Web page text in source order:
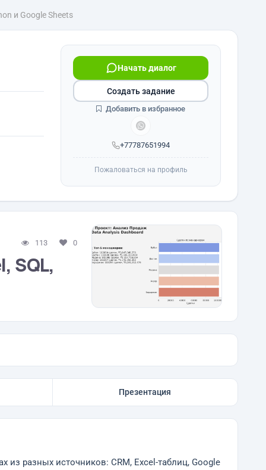
и Google Sheets
+77787651994
Начать диалог
Создать задание
Добавить в избранное
Пожаловаться на профиль
113 0
SQL,
Презентация
разных источников: CRM, Excel-таблиц, Google